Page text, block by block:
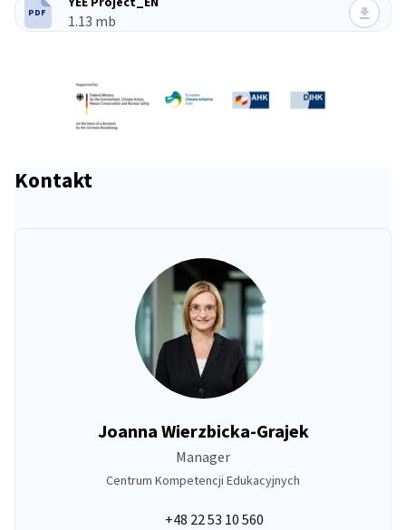
TYP PLIKU:
PDF Rozmiar pliku:
1.13 mb
Kontakt
Joanna Wierzbicka-Grajek
Manager
Centrum Kompetencji Edukacyjnych
+48 22 53 10 560